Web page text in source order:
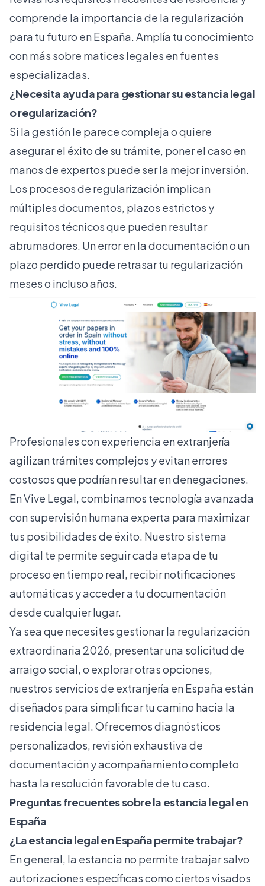
comprende la importancia de la regularización
para tu futuro en España. Amplía tu conocimiento
con más sobre matices legales en fuentes
especializadas.
¿Necesita ayuda para gestionar su estancia legal
o regularización?
Si la gestión le parece compleja o quiere
asegurar el éxito de su trámite, poner el caso en
manos de expertos puede ser la mejor inversión.
Los procesos de regularización implican
múltiples documentos, plazos estrictos y
requisitos técnicos que pueden resultar
abrumadores. Un error en la documentación o un
plazo perdido puede retrasar tu regularización
meses o incluso años.
Profesionales con experiencia en extranjería
agilizan trámites complejos y evitan errores
costosos que podrían resultar en denegaciones.
En Vive Legal, combinamos tecnología avanzada
con supervisión humana experta para maximizar
tus posibilidades de éxito. Nuestro sistema
digital te permite seguir cada etapa de tu
proceso en tiempo real, recibir notificaciones
automáticas y acceder a tu documentación
desde cualquier lugar.
Ya sea que necesites gestionar la regularización
extraordinaria 2026, presentar una solicitud de
arraigo social, o explorar otras opciones,
nuestros servicios de extranjería en España están
diseñados para simplificar tu camino hacia la
residencia legal. Ofrecemos diagnósticos
personalizados, revisión exhaustiva de
documentación y acompañamiento completo
hasta la resolución favorable de tu caso.
Preguntas frecuentes sobre la estancia legal en
España
¿La estancia legal en España permite trabajar?
En general, la estancia no permite trabajar salvo
autorizaciones específicas como ciertos visados